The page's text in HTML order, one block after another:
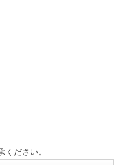
ださい。